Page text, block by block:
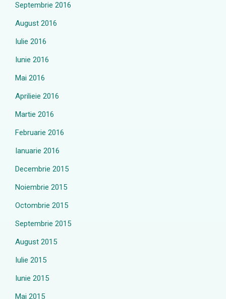
Septembrie 2016
August 2016
Iulie 2016
Iunie 2016
Mai 2016
Aprilieie 2016
Martie 2016
Februarie 2016
Ianuarie 2016
Decembrie 2015
Noiembrie 2015
Octombrie 2015
Septembrie 2015
August 2015
Iulie 2015
Iunie 2015
Mai 2015